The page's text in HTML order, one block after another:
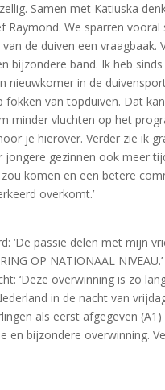
Samen met Katiuska
We sparren
de duiven een
bijzondere band. Ik heb
nieuwkomer in de
van topduiven. Dat
minder vluchten op het
je hierover. Verder zie ik
gezinnen ook meer
komen en een betere
overkomt.’
‘De passie delen met mijn
OP NATIONAAL NIVEAU.’
‘Deze overwinning is zo
in de nacht van
als eerst afgegeven (A1)
en bijzondere overwinning.